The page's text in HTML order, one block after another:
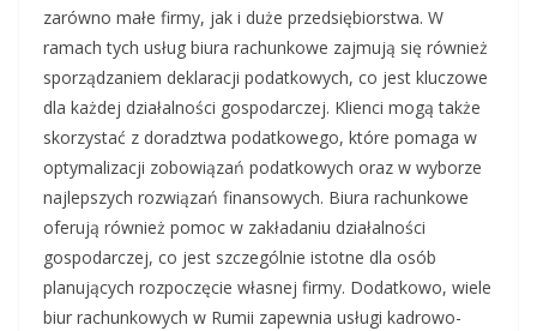
zarówno małe firmy, jak i duże przedsiębiorstwa. W
ramach tych usług biura rachunkowe zajmują się również
sporządzaniem deklaracji podatkowych, co jest kluczowe
dla każdej działalności gospodarczej. Klienci mogą także
skorzystać z doradztwa podatkowego, które pomaga w
optymalizacji zobowiązań podatkowych oraz w wyborze
najlepszych rozwiązań finansowych. Biura rachunkowe
oferują również pomoc w zakładaniu działalności
gospodarczej, co jest szczególnie istotne dla osób
planujących rozpoczęcie własnej firmy. Dodatkowo, wiele
biur rachunkowych w Rumii zapewnia usługi kadrowo-